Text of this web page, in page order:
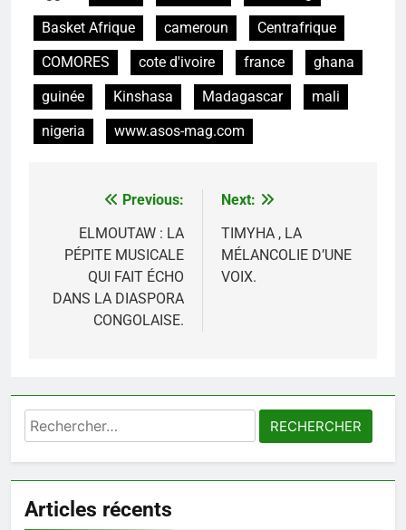
Basket Afrique
cameroun
Centrafrique
COMORES
cote d'ivoire france
ghana
guinée
Kinshasa Madagascar
mali
nigeria
www.asos-mag.com
Navigation
l’article
Previous:
ELMOUTAW : LA
PÉPITE MUSICALE
QUI FAIT ÉCHO
DANS LA DIASPORA
CONGOLAISE.
Next:
TIMYHA , LA
MÉLANCOLIE D’UNE
VOIX.
Rechercher :
Articles récents